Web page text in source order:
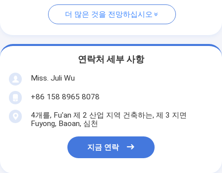
더 많은 것을 전망하십시오
연락처 세부 사항
Miss. Juli Wu
+86 158 8965 8078
4개를, Fu'an 제 2 산업 지역 건축하는, 제 3 지면
Fuyong, Baoan, 심천
지금 연락